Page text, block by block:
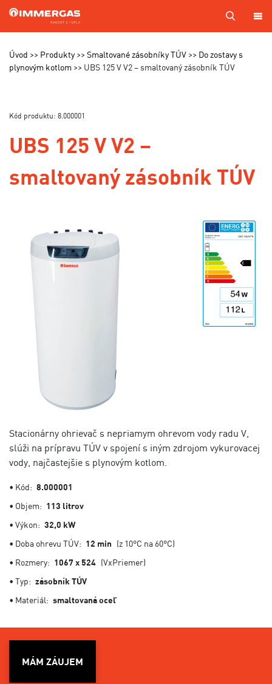
PRODUKTY
CENNÍKY
KONTAKTY
Úvod Produkty Smaltované zásobníky TÚV
Do zostavy s
plynovým kotlom
UBS 125 V V2 – smaltovaný zásobník TÚV
Kód produktu: 8.000001
UBS 125 V V2 –
smaltovaný zásobník TÚV
Stacionárny ohrievač s nepriamym ohrevom vody radu V,
slúži na prípravu TÚV v spojení s iným zdrojom vykurovacej
vody, najčastejšie s plynovým kotlom.
• Kód: 8.000001
• Objem: 113 litrov
• Výkon: 32,0 kW
• Doba ohrevu TÚV: 12 min (z 10°C na 60°C)
• Rozmery: 1067 x 524 (VxPriemer)
• Typ: zásobník TÚV
• Materiál: smaltovaná oceľ
MÁM ZÁUJEM